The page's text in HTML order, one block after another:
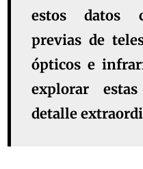
estos datos
previas de
ópticos e
explorar
detalle